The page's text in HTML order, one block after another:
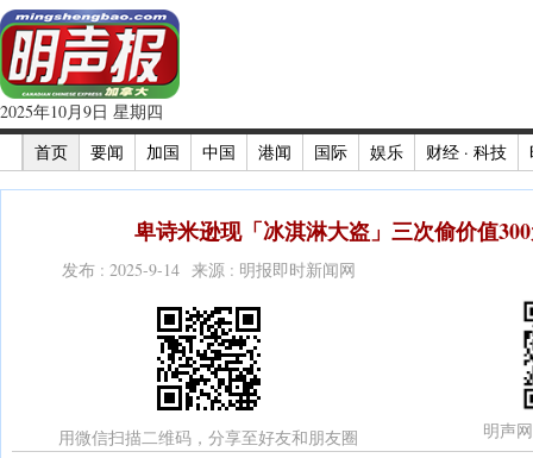
2025年10月9日 星期四
首页
要闻 加国 中国 港闻 国际 娱乐 财经 · 科技
卑诗米逊现「冰淇淋大盗」三次偷价值
发布 : 2025-9-14 来源 : 明报即时新闻网
用微信扫描二维码，分享至好友和朋友圈 明声